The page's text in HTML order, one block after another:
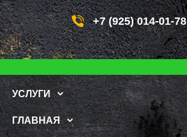
+7 (925) 014-01-78
УСЛУГИ
ГЛАВНАЯ